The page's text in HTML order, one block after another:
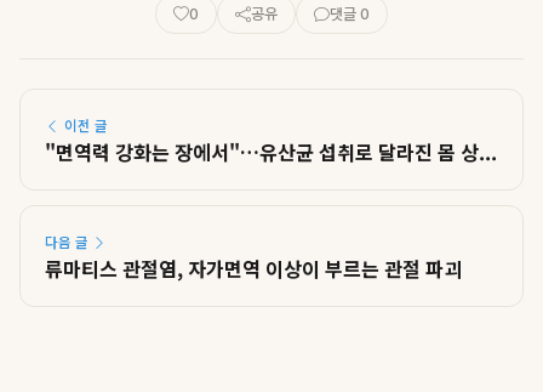
0 공유 댓글 0
이전 글
"면역력 강화는 장에서"…유산균 섭취로 달라진 몸 상...
다음 글
류마티스 관절염, 자가면역 이상이 부르는 관절 파괴